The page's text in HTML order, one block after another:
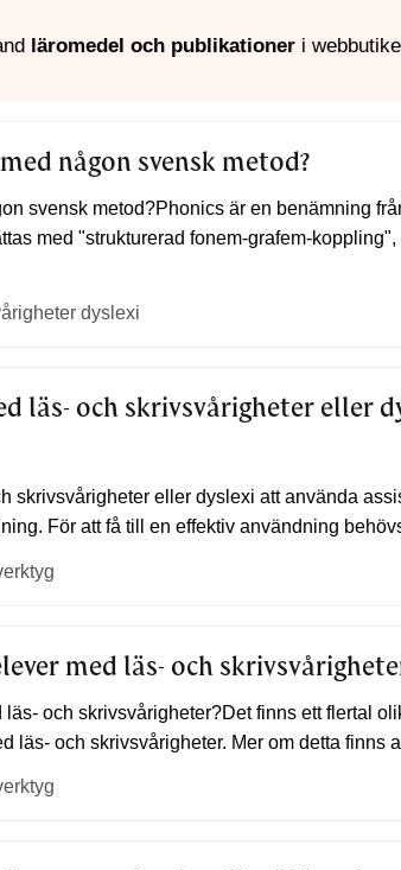
läromedel och publikationer i
någon svensk metod?
svensk metod?Phonics är en benämning
med "strukturerad fonem-grafem-
dyslexi
läs- och skrivsvårigheter eller
skrivsvårigheter eller dyslexi att använda
För att få till en effektiv användning
med läs- och
och skrivsvårigheter?Det finns ett flertal
läs- och skrivsvårigheter. Mer om detta finns